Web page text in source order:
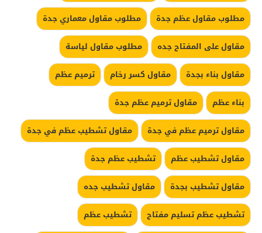
مطلوب مقاول عظم جدة
مطلوب مقاول معماري جدة
مقاول على المفتاح جده
مطلوب مقاول لياسة
مقاول بناء بجدة
مقاول كسر رخام
ترميم عظم
بناء عظم
مقاول ترميم عظم جدة
مقاول ترميم عظم في جدة
مقاول تشطيب عظم في جدة
مقاول تشطيب عظم
تشطيب عظم جدة
مقاول تشطيب بجدة
مقاول تشطيب جده
تشطيب عظم تسليم مفتاح
تشطيب عظم